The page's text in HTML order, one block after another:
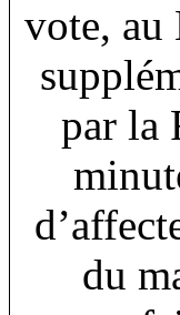
vote, au
par la
du